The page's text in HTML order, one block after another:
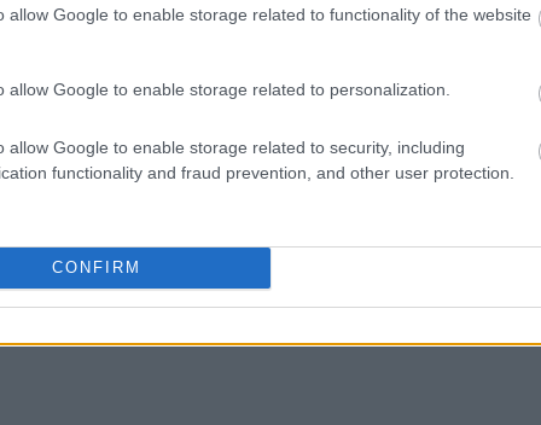
allow Google to enable storage related to functionality of the website
allow Google to enable storage related to personalization.
allow Google to enable storage related to security, including
functionality and fraud prevention, and other user protection.
CONFIRM
και μάθετε πρώτοι όλες τιςειδήσειςαπό την